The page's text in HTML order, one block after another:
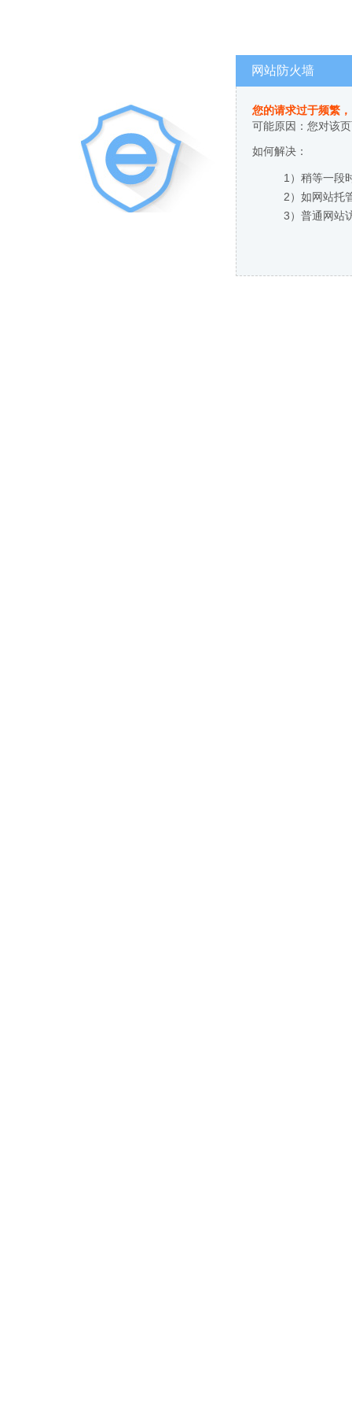
网站防火墙
您的请求过于频繁
可能原因：您对该
如何解决：
1）稍等一段
2）如网站托
3）普通网站